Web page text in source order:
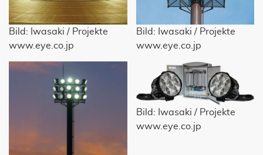
Bild: Iwasaki / Projekte
www.eye.co.jp
Bild: Iwasaki / Projekte
www.eye.co.jp
Bild: Iwasaki / Projekte
www.eye.co.jp